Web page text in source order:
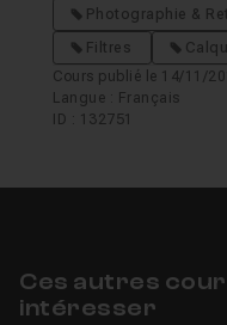
Photographie &
Filtres
Cours publié le 14/11/
Langue : Français
ID : 132751
Ces autres
intéresser